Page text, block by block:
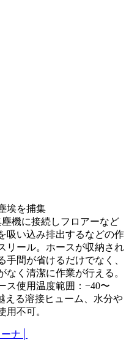
埃を捕集
塵機に接続しフロアーなど
吸い込み排出するなどの作
リール。ホースが収納され
間が省けるだけでなく、
く清潔に作業が行える。
ス使用温度範囲：−40〜
る溶接ヒューム、水分や
用不可。
ナ